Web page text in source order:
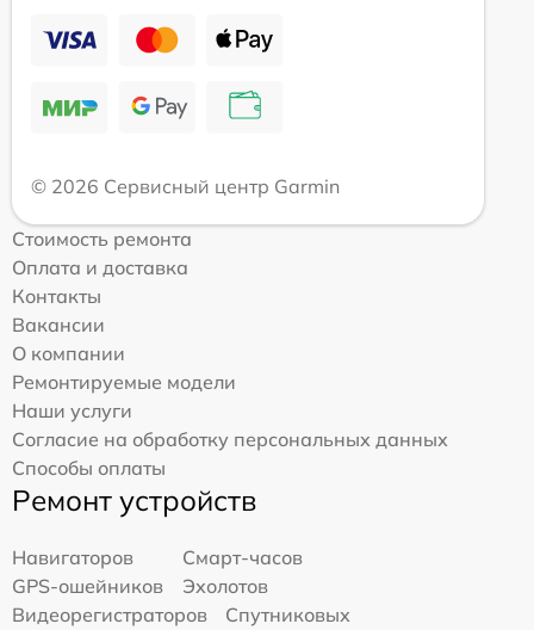
© 2026 Сервисный центр Garmin
Стоимость ремонта
Оплата и доставка
Контакты
Вакансии
О компании
Ремонтируемые модели
Наши услуги
Согласие на обработку персональных данных
Способы оплаты
Ремонт устройств
Навигаторов
Смарт-часов
GPS-ошейников
Эхолотов
Видеорегистраторов
Спутниковых